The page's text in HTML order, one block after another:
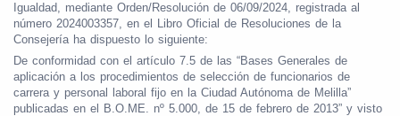
Igualdad, mediante Orden/Resolución de 06/09/2024, registrada al
número 2024003357, en el Libro Oficial de Resoluciones de la
Consejería ha dispuesto lo siguiente:
De conformidad con el artículo 7.5 de las “Bases Generales de
aplicación a los procedimientos de selección de funcionarios de
carrera y personal laboral fijo en la Ciudad Autónoma de Melilla”
publicadas en el B.O.ME. nº 5.000, de 15 de febrero de 2013” y visto